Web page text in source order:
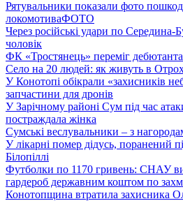
Рятувальники показали фото
локомотиваФОТО
Через російські удари по Середина-
чоловік
ФК «Тростянець» переміг дебютанта
Село на 20 людей: як живуть в
У Конотопі обікрали «захисників
запчастини для дронів
У Зарічному районі Сум під час
постраждала жінка
Сумські веслувальники – з
У лікарні помер дідусь, поранений
Білопіллі
Футболки по 1170 гривень: СНАУ
гардероб державним коштом по
Конотопщина втратила захисника